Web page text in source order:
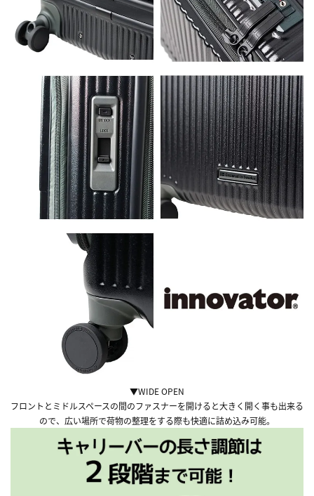
▼WIDE OPEN
フロントとミドルスペースの間のファスナーを開けると大きく開く事も出来る
ので、広い場所で荷物の整理をする際も快適に詰め込み可能。